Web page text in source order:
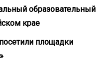
образовательный
крае
площадки